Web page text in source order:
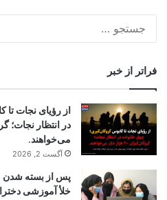
فراتر از خبر
از رؤیای نجات تا
می‌خواهند.
آگست 2, 2026
پس از بسته شدن
خلأ آموزشی